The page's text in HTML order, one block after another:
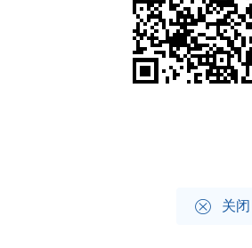
 关闭